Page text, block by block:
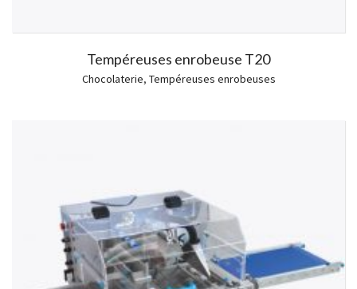
Tempéreuses enrobeuse T20
Chocolaterie, Tempéreuses enrobeuses